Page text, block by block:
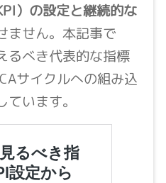
）の設定と継続的な
ません。本記事で
るべき代表的な指標
サイクルへの組み込
います。